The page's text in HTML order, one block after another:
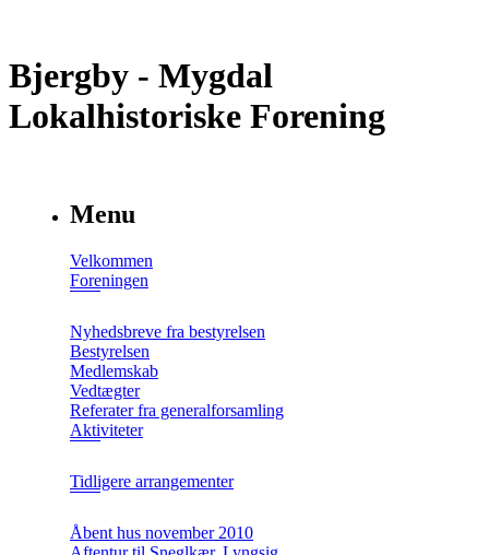
Bjergby - Mygdal
Lokalhistoriske Forening
Menu
Velkommen
Foreningen
Nyhedsbreve fra bestyrelsen
Bestyrelsen
Medlemskab
Vedtægter
Referater fra generalforsamling
Aktiviteter
Tidligere arrangementer
Åbent hus november 2010